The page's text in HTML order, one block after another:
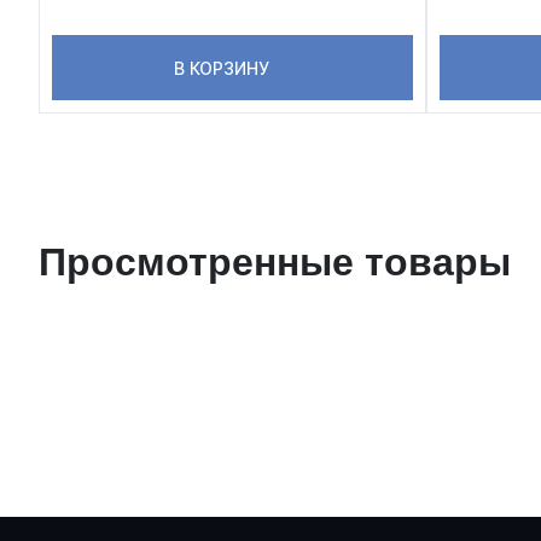
В КОРЗИНУ
Просмотренные товары